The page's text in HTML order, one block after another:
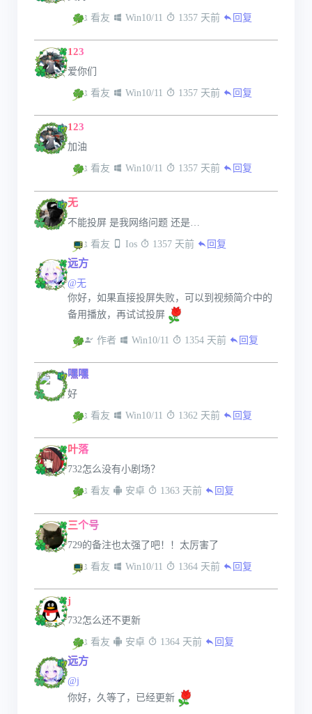
看友 Win10/11 1357 天前 回复
123
爱你们
看友 Win10/11 1357 天前 回复
123
加油
看友 Win10/11 1357 天前 回复
无
不能投屏 是我网络问题 还是…
看友 Ios 1357 天前 回复
远方
@无
你好，如果直接投屏失败，可以到视频简介中的
备用播放，再试试投屏
作者 Win10/11 1354 天前 回复
嘿嘿
好
看友 Win10/11 1362 天前 回复
叶落
732怎么没有小剧场？
看友 安卓 1363 天前 回复
三个号
729的备注也太强了吧！！太厉害了
看友 Win10/11 1364 天前 回复
j
732怎么还不更新
看友 安卓 1364 天前 回复
远方
@j
你好，久等了，已经更新